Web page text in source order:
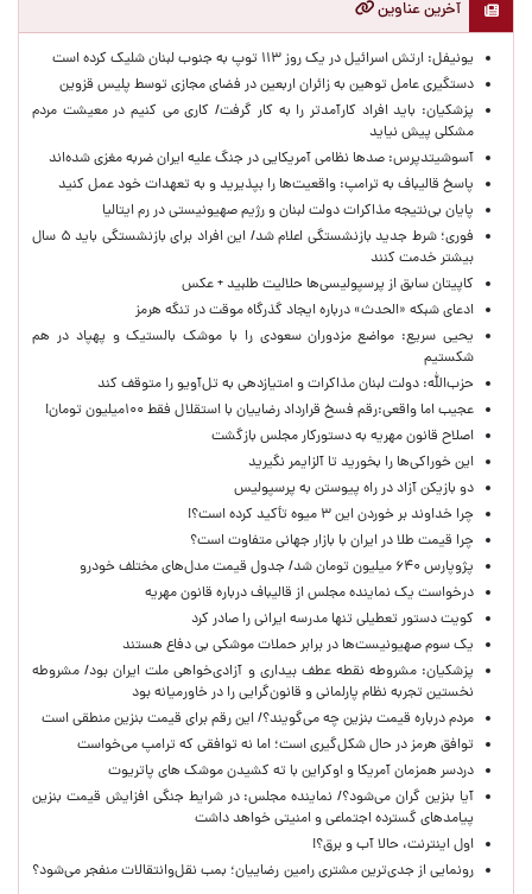
آخرین عناوین
یونیفل: ارتش اسرائیل در یک روز ۱۱۳ توپ به جنوب لبنان شلیک کرده است
دستگیری عامل توهین به زائران اربعین در فضای مجازی توسط پلیس قزوین
پزشکیان: باید افراد کارآمدتر را به کار گرفت/ کاری می کنیم در معیشت مردم
مشکلی پیش نیاید
آسوشیتدپرس: صدها نظامی آمریکایی در جنگ علیه ایران ضربه مغزی شده‌اند
پاسخ قالیباف به ترامپ: واقعیت‌ها را بپذیرید و به تعهدات خود عمل کنید
پایان بی‌نتیجه مذاکرات دولت لبنان و رژیم صهیونیستی در رم ایتالیا
فوری؛ شرط جدید بازنشستگی اعلام شد/ این افراد برای بازنشستگی باید ۵ سال
بیشتر خدمت کنند
کاپیتان سابق از پرسپولیسی‌ها حلالیت طلبید + عکس
ادعای شبکه «الحدث» درباره ایجاد گذرگاه موقت در تنگه هرمز
یحیی سریع: مواضع مزدوران سعودی را با موشک بالستیک و پهپاد در هم
شکستیم
حزب‌الله: دولت لبنان مذاکرات و امتیازدهی به تل‌آویو را متوقف کند
عجیب اما واقعی:رقم فسخ قرارداد رضاییان با استقلال فقط ۱۰۰میلیون تومان!
اصلاح قانون مهریه به دستورکار مجلس بازگشت
این خوراکی‌ها را بخورید تا آلزایمر نگیرید
دو بازیکن آزاد در راه پیوستن به پرسپولیس
چرا خداوند بر خوردن این ۳ میوه تأکید کرده است؟!
چرا قیمت طلا در ایران با بازار جهانی متفاوت است؟
پژوپارس ۶۴۰ میلیون تومان شد/ جدول قیمت مدل‌های مختلف خودرو
درخواست یک نماینده مجلس از قالیباف درباره قانون مهریه
کویت دستور تعطیلی تنها مدرسه ایرانی را صادر کرد
یک‌ سوم صهیونیست‌ها در برابر حملات موشکی بی دفاع هستند
پزشکیان: مشروطه نقطه عطف بیداری و آزادی‌خواهی ملت ایران بود/ مشروطه
نخستین تجربه نظام پارلمانی و قانون‌گرایی را در خاورمیانه بود
مردم درباره قیمت بنزین چه می‌گویند؟/ این رقم برای قیمت بنزین منطقی است
توافق هرمز در حال شکل‌گیری است؛ اما نه توافقی که ترامپ می‌خواست
دردسر همزمان آمریکا و اوکراین با ته کشیدن موشک های پاتریوت
آیا بنزین گران می‌شود؟/ نماینده مجلس: در شرایط جنگی افزایش قیمت بنزین
پیامدهای گسترده اجتماعی و امنیتی خواهد داشت
اول اینترنت، حالا آب و برق؟!
رونمایی از جدی‌ترین مشتری رامین رضاییان؛ بمب نقل‌وانتقالات منفجر می‌شود؟